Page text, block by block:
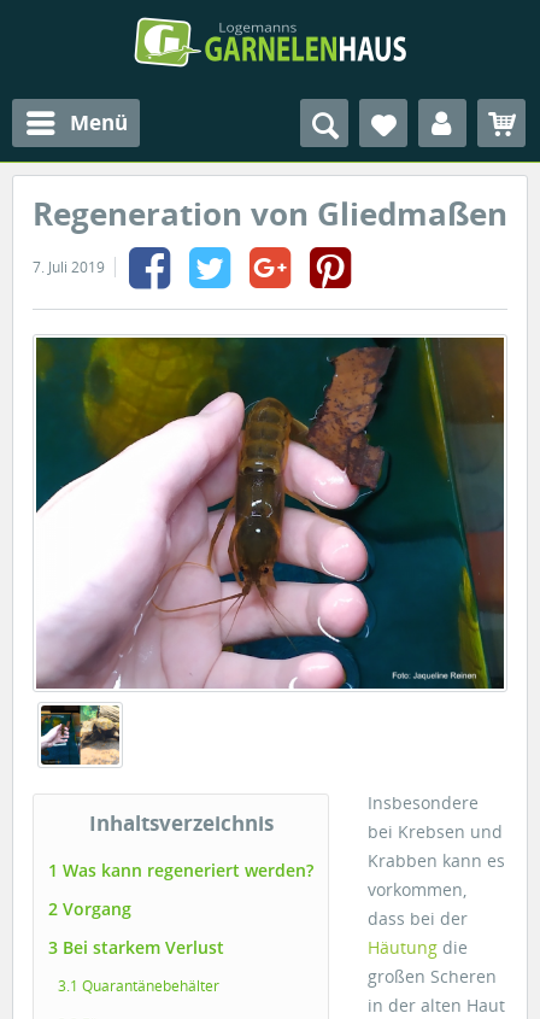
Menü
Regeneration von Gliedmaßen
7. Juli 2019
Inhaltsverzeichnis
1 Was kann regeneriert werden?
2 Vorgang
3 Bei starkem Verlust
3.1 Quarantänebehälter
Insbesondere
bei Krebsen und
Krabben kann es
vorkommen,
dass bei der
Häutung die
großen Scheren
in der alten Haut